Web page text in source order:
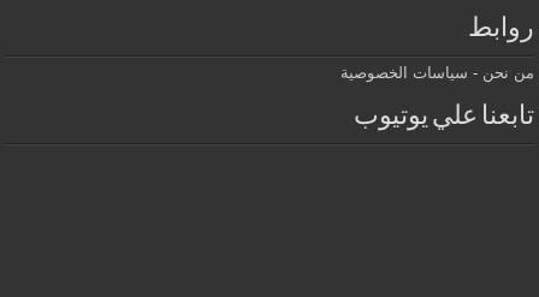
روابط
من نحن - سياسات الخصوصية
تابعنا علي يوتيوب